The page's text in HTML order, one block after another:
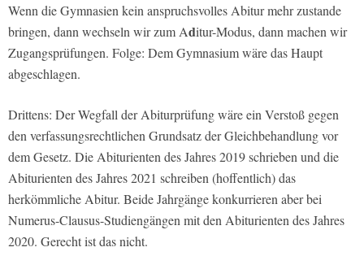
Wenn die Gymnasien kein anspruchsvolles Abitur mehr zustande
bringen, dann wechseln wir zum Aditur-Modus, dann machen wir
Zugangsprüfungen. Folge: Dem Gymnasium wäre das Haupt
abgeschlagen.
Drittens: Der Wegfall der Abiturprüfung wäre ein Verstoß gegen
den verfassungsrechtlichen Grundsatz der Gleichbehandlung vor
dem Gesetz. Die Abiturienten des Jahres 2019 schrieben und die
Abiturienten des Jahres 2021 schreiben (hoffentlich) das
herkömmliche Abitur. Beide Jahrgänge konkurrieren aber bei
Numerus-Clausus-Studiengängen mit den Abiturienten des Jahres
2020. Gerecht ist das nicht.